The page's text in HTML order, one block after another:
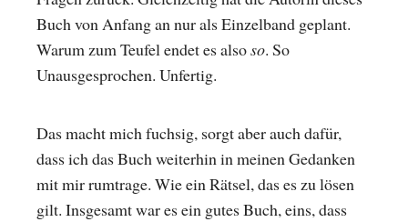
Buch von Anfang an nur als Einzelband geplant.
Warum zum Teufel endet es alsoso. So
Unausgesprochen. Unfertig.
Das macht mich fuchsig, sorgt aber auch dafür,
dass ich das Buch weiterhin in meinen Gedanken
mit mir rumtrage. Wie ein Rätsel, das es zu lösen
gilt. Insgesamt war es ein gutes Buch, eins, dass